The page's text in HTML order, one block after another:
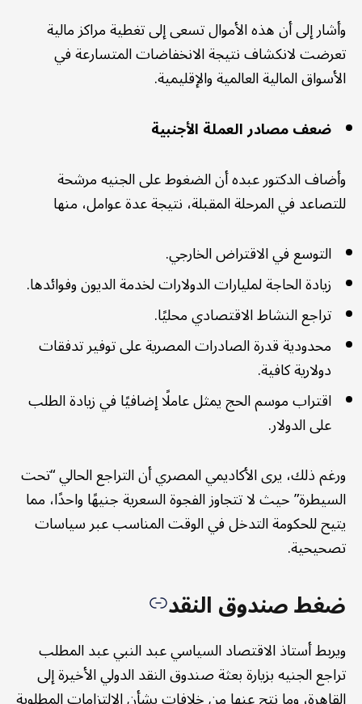
وأشار إلى أن هذه الأموال تسعى إلى تغطية مراكز مالية
تعرضت لانكشاف نتيجة الانخفاضات المتسارعة في
الأسواق المالية العالمية والإقليمية.
ضعف مصادر العملة الأجنبية
وأضاف الدكتور عبده أن الضغوط على الجنيه مرشحة
للتصاعد في المرحلة المقبلة، نتيجة عدة عوامل، منها
التوسع في الاقتراض الخارجي.
زيادة الحاجة لمليارات الدولارات لخدمة الديون وفوائدها.
تراجع النشاط الاقتصادي محليًا.
محدودية قدرة الصادرات المصرية على توفير تدفقات
دولارية كافية.
اقتراب موسم الحج يمثل عاملًا إضافيًا في زيادة الطلب
على الدولار.
ورغم ذلك، يرى الأكاديمي المصري أن التراجع الحالي “تحت
السيطرة” حيث لا تتجاوز الفجوة السعرية جنيهًا واحدًا، مما
يتيح للحكومة التدخل في الوقت المناسب عبر سياسات
تصحيحية.
ضغط صندوق النقد
ويربط أستاذ الاقتصاد السياسي عبد النبي عبد المطلب
تراجع الجنيه بزيارة بعثة صندوق النقد الدولي الأخيرة إلى